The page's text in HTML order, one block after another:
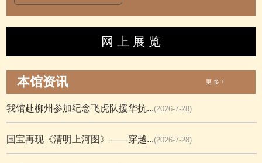
网 上 展 览
本馆资讯 更 多 +
我馆赴柳州参加纪念飞虎队援华抗...(2026-7-28)
国宝再现《清明上河图》——穿越...(2026-7-28)